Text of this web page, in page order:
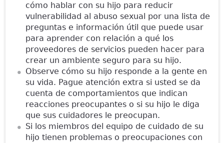
cómo hablar con su hijo para reducir
vulnerabilidad al abuso sexual por una lista de
preguntas e información útil que puede usar
para aprender con relación a qué los
proveedores de servicios pueden hacer para
crear un ambiente seguro para su hijo.
Observe cómo su hijo responde a la gente en
su vida. Pague atención extra si usted se da
cuenta de comportamientos que indican
reacciones preocupantes o si su hijo le diga
que sus cuidadores le preocupan.
Si los miembros del equipo de cuidado de su
hijo tienen problemas o preocupaciones con